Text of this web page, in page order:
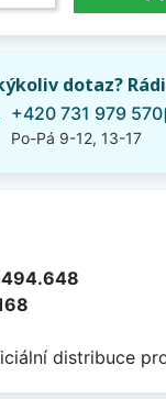
dotaz?
+420 731 979 570
Po-Pá 9-12, 13-17
distribuce